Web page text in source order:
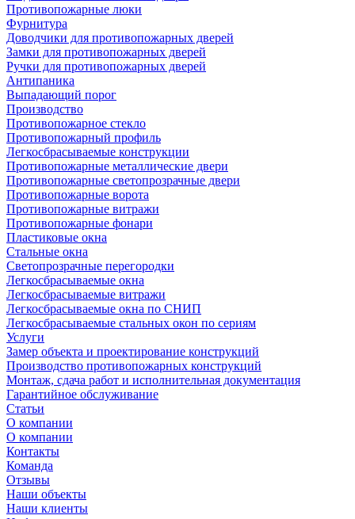
Противопожарные люки
Фурнитура
Доводчики для противопожарных дверей
Замки для противопожарных дверей
Ручки для противопожарных дверей
Антипаника
Выпадающий порог
Производство
Противопожарное стекло
Противопожарный профиль
Легкосбрасываемые конструкции
Противопожарные металлические двери
Противопожарные светопрозрачные двери
Противопожарные ворота
Противопожарные витражи
Противопожарные фонари
Пластиковые окна
Стальные окна
Светопрозрачные перегородки
Легкосбрасываемые окна
Легкосбрасываемые витражи
Легкосбрасываемые окна по СНИП
Легкосбрасываемые стальных окон по сериям
Услуги
Замер объекта и проектирование конструкций
Производство противопожарных конструкций
Монтаж, сдача работ и исполнительная документация
Гарантийное обслуживание
Статьи
О компании
О компании
Контакты
Команда
Отзывы
Наши объекты
Наши клиенты